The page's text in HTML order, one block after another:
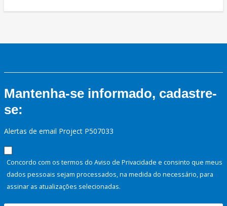
Mantenha-se informado, cadastre-
se:
Alertas de email Project P507033
Concordo com os termos do Aviso de Privacidade e consinto que meus
dados pessoais sejam processados, na medida do necessário, para
assinar as atualizações selecionadas.